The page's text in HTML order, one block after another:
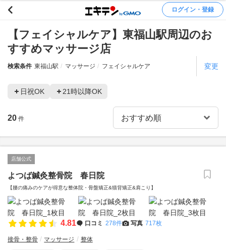
ログイン・登録
【フェイシャルケア】東福山駅周辺のお
すすめマッサージ店
検索条件 東福山駅 マッサージ フェイシャルケア 変更
日祝OK 21時以降OK
20 件
店舗公式
よつば鍼灸整骨院 春日院
【腰の痛みのケアが得意な整体院・骨盤矯正&猫背矯正&肩こり】
4.81 口コミ 278件 写真 717枚
接骨・整骨 マッサージ 整体